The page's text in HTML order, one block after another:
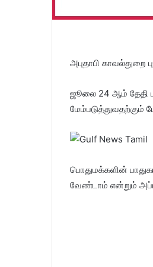
அபுதாபி காவல்துறை
ஜூலை 24 ஆம் தேதி
மேம்படுத்துவதற்கும்
பொதுமக்களின்
வேண்டாம் என்றும்